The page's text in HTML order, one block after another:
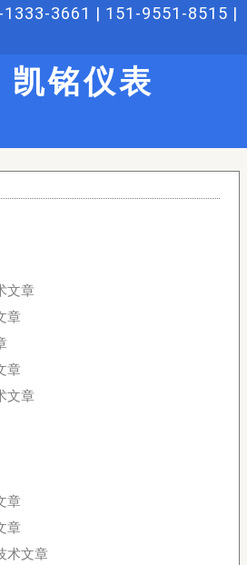
3661 | 151-9551-8515 |
凯铭仪表
文章
章
章
文章
章
章
术文章